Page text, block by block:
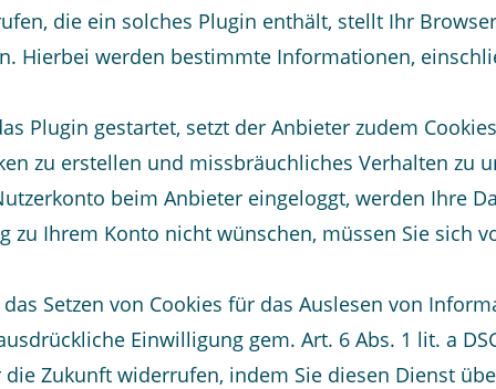
die ein solches Plugin enthält, stellt Ihr
Hierbei werden bestimmte Informationen,
Plugin gestartet, setzt der Anbieter zudem
zu erstellen und missbräuchliches Verhalten zu
beim Anbieter eingeloggt, werden Ihre
zu Ihrem Konto nicht wünschen, müssen Sie sich
Setzen von Cookies für das Auslesen von
Einwilligung gem. Art. 6 Abs. 1 lit. a
Zukunft widerrufen, indem Sie diesen Dienst